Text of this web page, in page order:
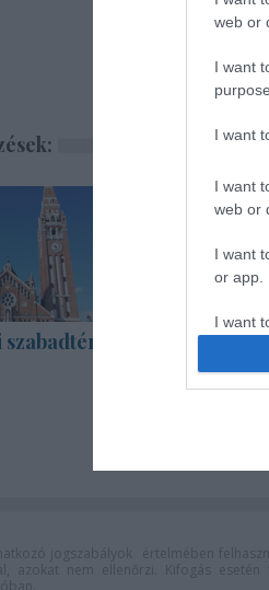
web or
I want
I want
I want
web or
I want
or app.
I want
I want
A
mellett
fogadott